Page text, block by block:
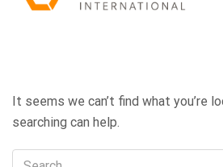
It seems we can’t find what you’re
searching can help.